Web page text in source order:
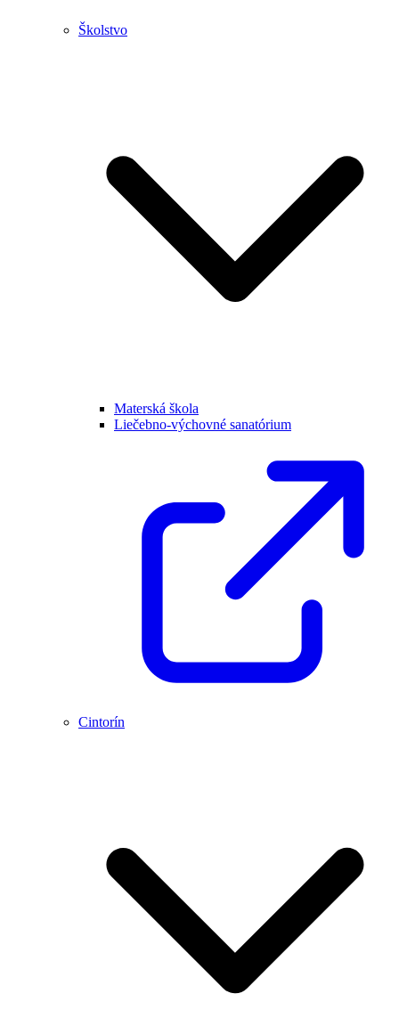
Školstvo
Materská škola
Liečebno-výchovné sanatórium
Cintorín